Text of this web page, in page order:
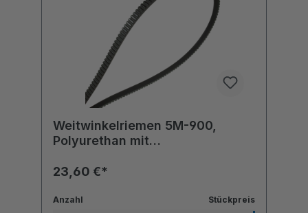
Weitwinkelriemen 5M-900,
Polyurethan mit
23,60 €*
Anzahl
Stückpreis